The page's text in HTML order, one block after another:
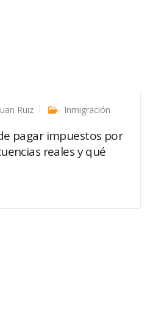
Ruiz Inmigración
pagar impuestos por
reales y qué